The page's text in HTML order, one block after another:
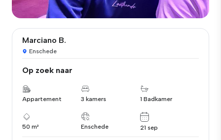
Marciano B.
Enschede
Op zoek naar
Appartement 3 kamers 1 Badkamer
50 m² Enschede 21 sep